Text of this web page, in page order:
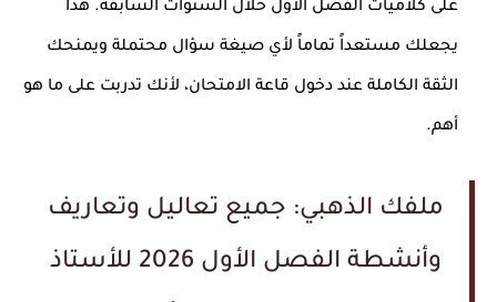
على كلاميات الفصل الأول خلال السنوات السابقة. هذا
يجعلك مستعداً تماماً لأي صيغة سؤال محتملة ويمنحك
الثقة الكاملة عند دخول قاعة الامتحان، لأنك تدربت على ما هو
أهم.
ملفك الذهبي: جميع تعاليل وتعاريف
وأنشطة الفصل الأول 2026 للأستاذ